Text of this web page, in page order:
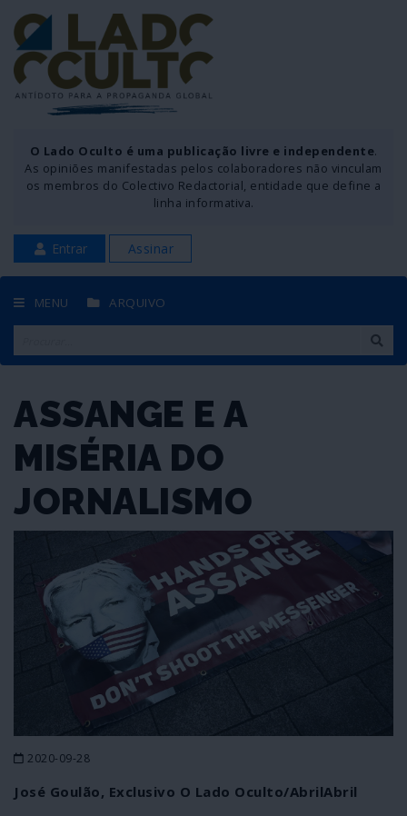
O Lado Oculto é uma publicação livre e independente.
As opiniões manifestadas pelos colaboradores não vinculam
os membros do Colectivo Redactorial, entidade que define a
linha informativa.
Entrar Assinar
MENU ARQUIVO
ASSANGE E A
MISÉRIA DO
JORNALISMO
2020-09-28
José Goulão, Exclusivo O Lado Oculto/AbrilAbril